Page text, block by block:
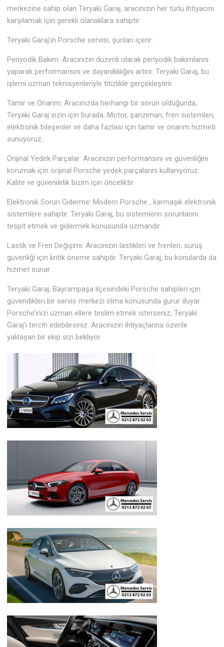
merkezine sahip olan Teryaki Garaj, aracınızın her türlü ihtiyacını
karşılamak için gerekli olanaklara sahiptir.
Teryaki Garaj’ın Porsche servisi, şunları içerir:
Periyodik Bakım: Aracınızın düzenli olarak periyodik bakımlarını
yaparak performansını ve dayanıklılığını artırır. Teryaki Garaj, bu
işlemi uzman teknisyenleriyle titizlikle gerçekleştirir.
Tamir ve Onarım: Aracınızda herhangi bir sorun olduğunda,
Teryaki Garaj sizin için burada. Motor, şanzıman, fren sistemleri,
elektronik bileşenler ve daha fazlası için tamir ve onarım hizmeti
sunuyoruz.
Orijinal Yedek Parçalar: Aracınızın performansını ve güvenliğini
korumak için orijinal Porsche yedek parçalarını kullanıyoruz.
Kalite ve güvenilirlik bizim için önceliktir.
Elektronik Sorun Giderme: Modern Porsche , karmaşık elektronik
sistemlere sahiptir. Teryaki Garaj, bu sistemlerin sorunlarını
tespit etmek ve gidermek konusunda uzmandır.
Lastik ve Fren Değişimi: Aracınızın lastikleri ve frenleri, sürüş
güvenliği için kritik öneme sahiptir. Teryaki Garaj, bu konularda da
hizmet sunar.
Teryaki Garaj, Bayrampaşa ilçesindeki Porsche sahipleri için
güvendikleri bir servis merkezi olma konusunda gurur duyar.
Porsche’inizi uzman ellere teslim etmek isterseniz, Teryaki
Garaj’ı tercih edebilirsiniz. Aracınızın ihtiyaçlarına özenle
yaklaşan bir ekip sizi bekliyor.